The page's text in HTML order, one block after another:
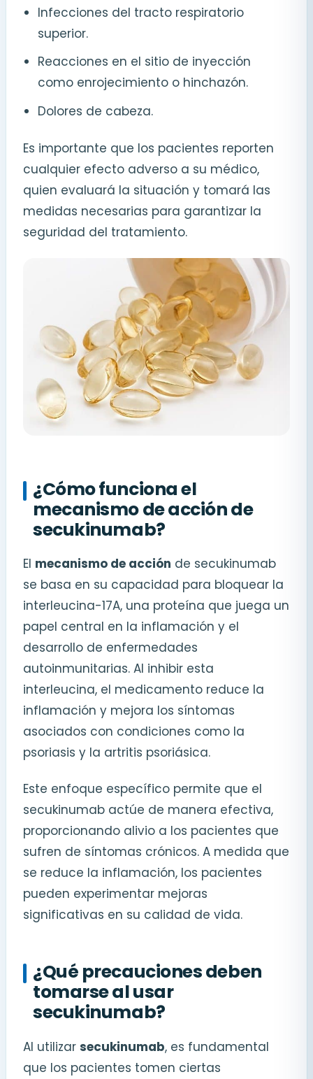
Infecciones del tracto respiratorio
superior.
Reacciones en el sitio de inyección
como enrojecimiento o hinchazón.
Dolores de cabeza.
Es importante que los pacientes reporten
cualquier efecto adverso a su médico,
quien evaluará la situación y tomará las
medidas necesarias para garantizar la
seguridad del tratamiento.
¿Cómo funciona el
mecanismo de acción de
secukinumab?
El mecanismo de acción de secukinumab
se basa en su capacidad para bloquear la
interleucina-17A, una proteína que juega un
papel central en la inflamación y el
desarrollo de enfermedades
autoinmunitarias. Al inhibir esta
interleucina, el medicamento reduce la
inflamación y mejora los síntomas
asociados con condiciones como la
psoriasis y la artritis psoriásica.
Este enfoque específico permite que el
secukinumab actúe de manera efectiva,
proporcionando alivio a los pacientes que
sufren de síntomas crónicos. A medida que
se reduce la inflamación, los pacientes
pueden experimentar mejoras
significativas en su calidad de vida.
¿Qué precauciones deben
tomarse al usar
secukinumab?
Al utilizar secukinumab, es fundamental
que los pacientes tomen ciertas